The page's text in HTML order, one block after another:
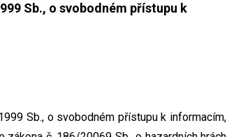
Sb., o svobodném přístupu k
Sb., o svobodném přístupu k informacím,